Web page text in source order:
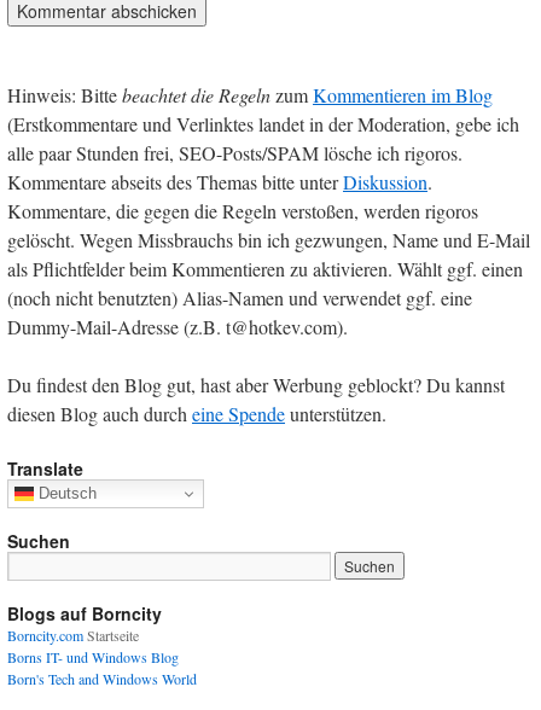
Hinweis: Bittebeachtet die RegelnzumKommentieren im Blog
(Erstkommentare und Verlinktes landet in der Moderation, gebe ich
alle paar Stunden frei, SEO-Posts/SPAM lösche ich rigoros.
Kommentare abseits des Themas bitte unterDiskussion.
Kommentare, die gegen die Regeln verstoßen, werden rigoros
gelöscht. Wegen Missbrauchs bin ich gezwungen, Name und E-Mail
als Pflichtfelder beim Kommentieren zu aktivieren. Wählt ggf. einen
(noch nicht benutzten) Alias-Namen und verwendet ggf. eine
Dummy-Mail-Adresse (z.B. t@hotkev.com).
Du findest den Blog gut, hast aber Werbung geblockt? Du kannst
diesen Blog auch durch eine Spendeunterstützen.
Translate
Deutsch
Suchen
Blogs auf Borncity
Borncity.comStartseite
Borns IT- und Windows Blog
Born's Tech and Windows World